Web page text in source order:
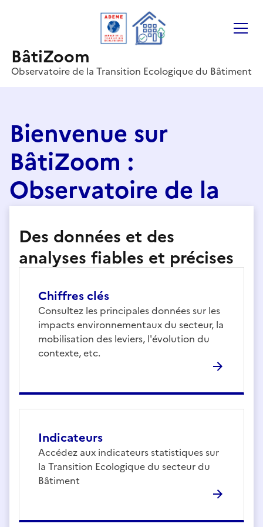
BâtiZoom
Observatoire de la Transition Ecologique du Bâtiment
Bienvenue sur
BâtiZoom :
Observatoire de la
Transition Ecologique
du Bâtiment
Cet observatoire recense les principales
transition écologique du bâtiment.
Actualité :Consultez le baromètre
BâtiZoom, qui détaille les principales
webinaire dédié à sa présentation.
Des données et des
analyses fiables et précises
Chiffres clés
Consultez les principales données sur les
impacts environnementaux du secteur, la
mobilisation des leviers, l'évolution du
contexte, etc.
Indicateurs
Accédez aux indicateurs statistiques sur
la Transition Ecologique du secteur du
Bâtiment